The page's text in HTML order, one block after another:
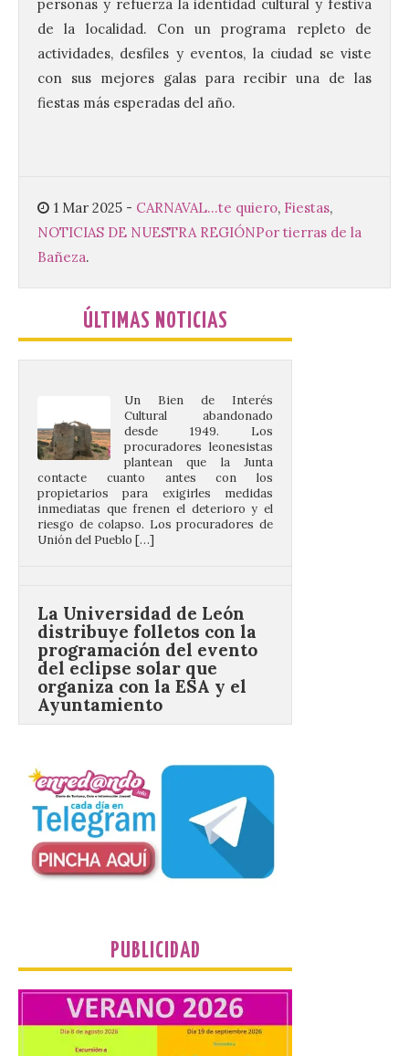
personas y refuerza la identidad cultural y festiva
de la localidad. Con un programa repleto de
actividades, desfiles y eventos, la ciudad se viste
con sus mejores galas para recibir una de las
fiestas más esperadas del año.
1 Mar 2025 - CARNAVAL...te quiero, Fiestas,
NOTICIAS DE NUESTRA REGIÓNPor tierras de la
Bañeza.
ÚLTIMAS NOTICIAS
Nueva edición de León de…viaje. Una
iniciativa organizado por la sección
juvenil de la Asociación Enróllate, la
Asociación Conceyu País Llionés y el
Diario de Turismo, Ocio e Información
para jóvenes “Enredando.info”. . La
decimoctava fotografía de León de…viaje
UPL insta a la Junta a
actuar para salvar el
castillo del Asmesnal, un
BIC en estado de ruina
7 Ago 2026
Un Bien de Interés
Cultural abandonado
plantean que la Junta
contacte cuanto antes con los
propietarios para exigirles medidas
inmediatas que frenen el deterioro y el
riesgo de colapso. Los procuradores de
Unión del Pueblo […]
del eclipse solar que
organiza con la ESA y el
Ayuntamiento
7 Ago 2026
en la Oficina de
Información Turística de
León e incluyen, además
del programa del evento, una guía
práctica con recomendaciones
elaboradas por especialistas para
observar el eclipse con seguridad León, 7
de agosto de 2026. La programación […]
El Ayuntamiento de
Zamora recibe a la Banda
de Música tras sus
históricos triunfos en
Kerkrade
7 Ago 2026
PUBLICIDAD